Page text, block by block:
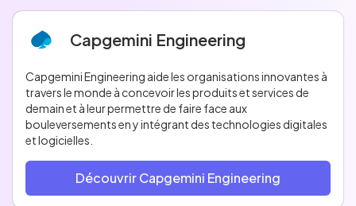
Capgemini Engineering
Capgemini Engineering aide les organisations innovantes à
travers le monde à concevoir les produits et services de
demain et à leur permettre de faire face aux
bouleversements en y intégrant des technologies digitales
et logicielles.
Découvrir Capgemini Engineering